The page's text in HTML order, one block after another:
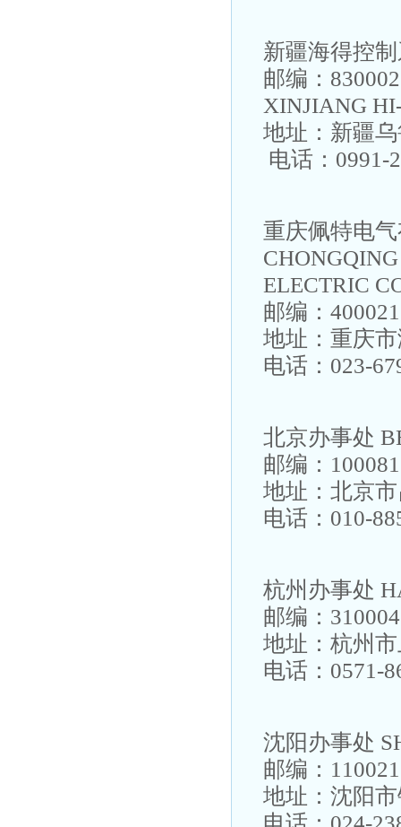
新疆海得控
邮编：830002
XINJIANG
地址：新疆
电话：0991-
重庆佩特电
ELECTRIC
邮编：400021
地址：重庆
电话：023-
北京办事处
邮编：100081
地址：北京
电话：010-
杭州办事处
邮编：310004
地址：杭州
电话：0571-
沈阳办事处
邮编：110021
地址：沈阳